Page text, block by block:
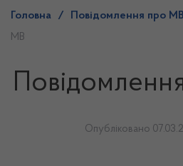
Головна / Повідомлення про МВ
МВ
Опубліковано